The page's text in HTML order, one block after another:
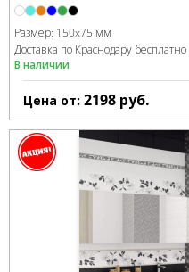
Размер: 150x75 мм
Доставка по Краснодару бесплатно
В наличии
Цена от: 2198 руб.